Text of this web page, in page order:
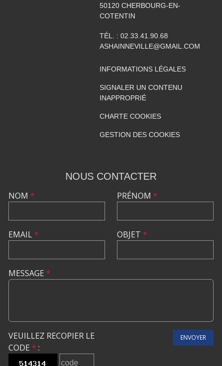
50120 CHERBOURG-EN-
COTENTIN
TÉL. : 02.33.41.90.68
ASHAINNEVILLE@GMAIL.COM
INFORMATIONS LÉGALES
SIGNALER UN CONTENU
INAPPROPRIÉ
CHARTE COOKIES
GESTION DES COOKIES
NOUS CONTACTER
NOM *
EMAIL*
PRÉNOM *
OBJET *
MESSAGE *
VEUILLEZ RECOPIER LE
CODE * :
ENVOYER